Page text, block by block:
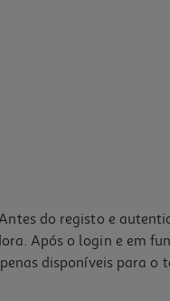
do registo e
Após o login e em
disponíveis para